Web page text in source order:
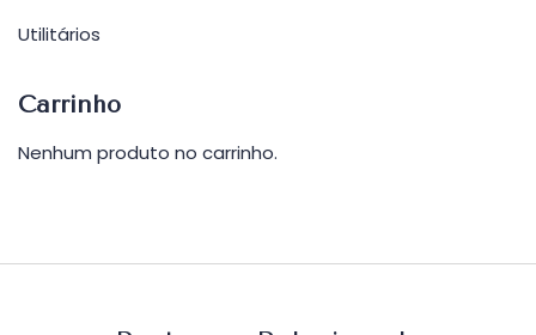
Utilitários
Carrinho
Nenhum produto no carrinho.